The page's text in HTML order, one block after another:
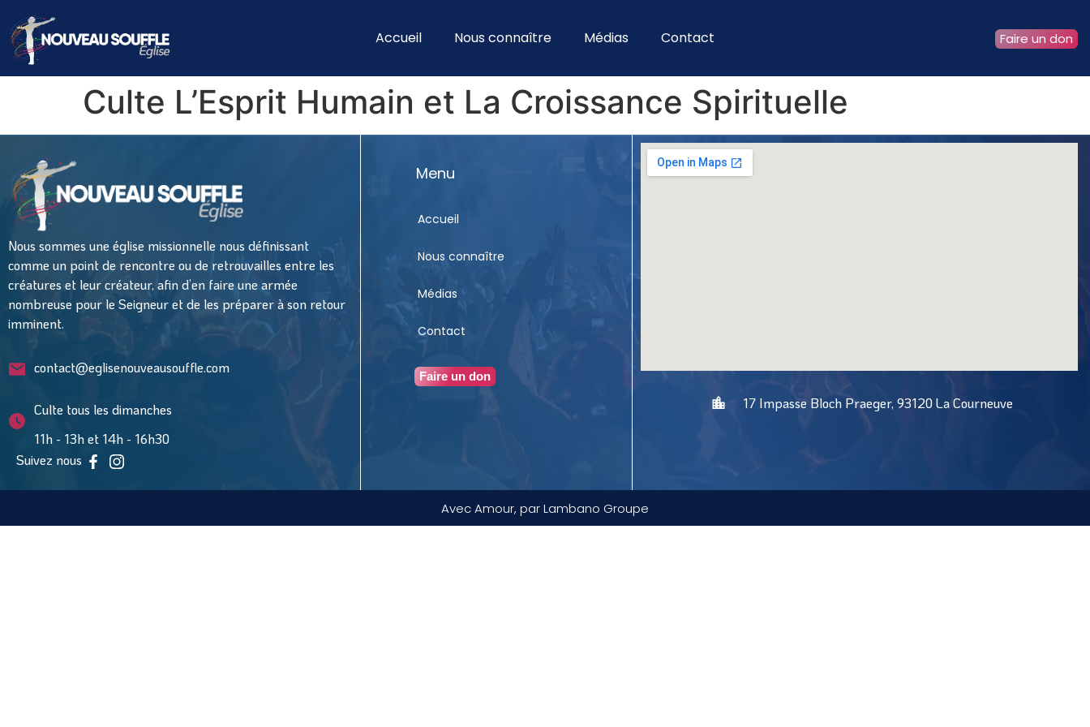
Accueil Nous connaître Médias Contact Faire un don
Culte L’Esprit Humain et La Croissance Spirituelle
Nous sommes une église missionnelle nous définissant
comme un point de rencontre ou de retrouvailles entre les
créatures et leur créateur, afin d’en faire une armée
nombreuse pour le Seigneur et de les préparer à son retour
imminent.
contact@eglisenouveausouffle.com
Culte tous les dimanches
11h - 13h et 14h - 16h30
Suivez nous
Menu
Accueil
Nous connaître
Médias
Contact
Faire un don
17 Impasse Bloch Praeger, 93120 La Courneuve
Avec Amour, par Lambano Groupe